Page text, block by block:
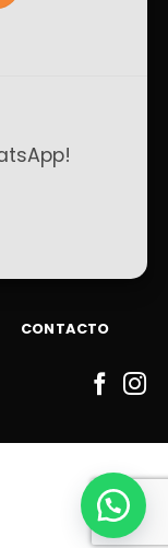
CONTACTO